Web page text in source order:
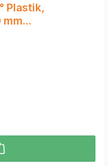
Plastik,
mm